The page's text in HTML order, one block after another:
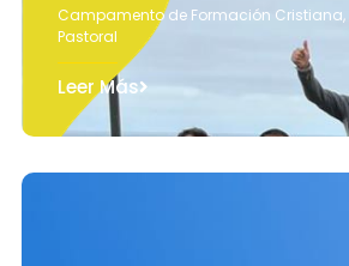
Campamento de Formación Cristiana,
Pastoral
Leer Más